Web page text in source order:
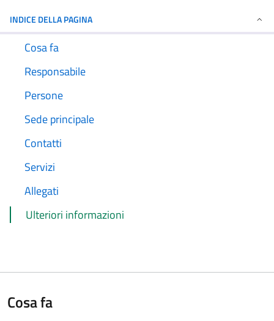
INDICE DELLA PAGINA
Cosa fa
Responsabile
Persone
Sede principale
Contatti
Servizi
Allegati
Ulteriori informazioni
Cosa fa